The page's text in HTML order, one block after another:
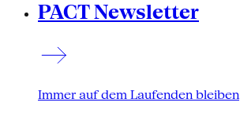
PACT Newsletter
Immer auf dem Laufenden bleiben